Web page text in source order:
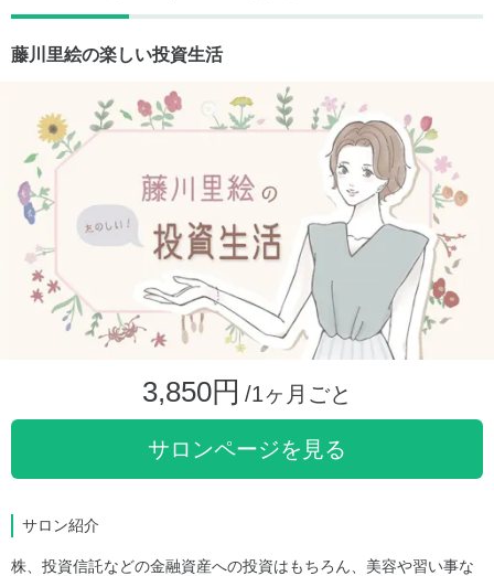
藤川里絵の楽しい投資生活
3,850円 /1ヶ月ごと
サロンページを見る
サロン紹介
株、投資信託などの金融資産への投資はもちろん、美容や習い事な